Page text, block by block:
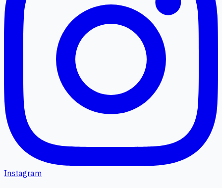
Instagram